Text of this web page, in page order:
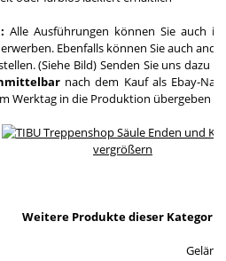
Alle Ausführungen können Sie auch
Ebenfalls können Sie auch
(Siehe Bild) Senden Sie uns dazu
nach dem Kauf als Ebay-
Werktag in die Produktion übergeben
vergrößern
Weitere Produkte dieser Kategorie